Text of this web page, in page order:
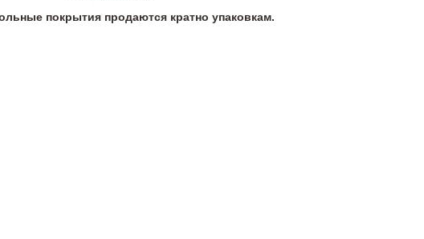
покрытия продаются кратно упаковкам.